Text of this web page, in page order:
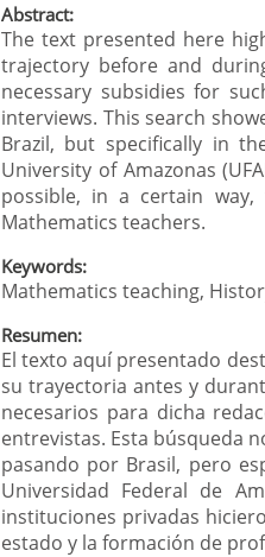
Abstract:
The text presented here
trajectory before and
necessary subsidies for
interviews. This search
Brazil, but specifically in
University of Amazonas
possible, in a certain
Mathematics teachers.
Keywords:
Mathematics teaching,
Resumen:
El texto aquí presentado
su trayectoria antes y
necesarios para dicha
entrevistas. Esta búsqueda
pasando por Brasil, pero
Universidad Federal de
instituciones privadas
estado y la formación de